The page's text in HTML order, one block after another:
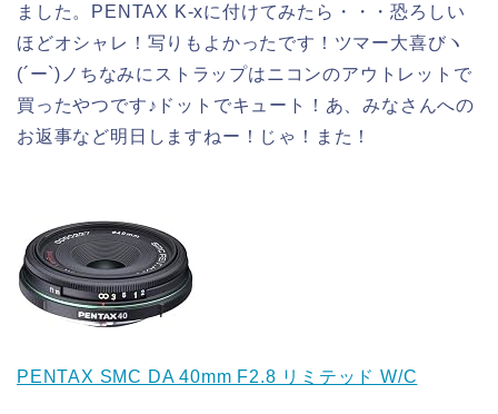
ました。PENTAX K-xに付けてみたら・・・恐ろしい
ほどオシャレ！写りもよかったです！ツマー大喜びヽ
(´ー`)ノちなみにストラップはニコンのアウトレットで
買ったやつです♪ドットでキュート！あ、みなさんへの
お返事など明日しますねー！じゃ！また！
PENTAX SMC DA 40mm F2.8 リミテッド W/C